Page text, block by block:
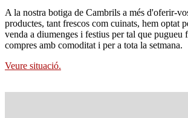
A la nostra botiga de Cambrils a més d'oferir-
productes, tant frescos com cuinats, hem optat
venda a diumenges i festius per tal que pugueu
compres amb comoditat i per a tota la setmana.
Veure situació.